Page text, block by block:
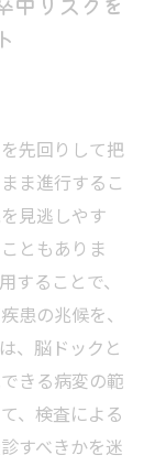
先回りして把
ま進行するこ
見逃しやす
ともありま
することで、
患の兆候を、
、脳ドックと
きる病変の範
、検査による
すべきかを迷